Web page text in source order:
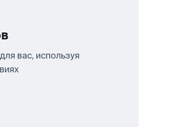
вас, используя